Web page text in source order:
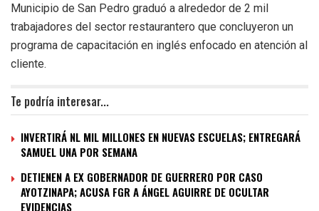
Municipio de San Pedro graduó a alrededor de 2 mil
trabajadores del sector restaurantero que concluyeron un
programa de capacitación en inglés enfocado en atención al
cliente.
Te podría interesar...
INVERTIRÁ NL MIL MILLONES EN NUEVAS ESCUELAS; ENTREGARÁ
SAMUEL UNA POR SEMANA
DETIENEN A EX GOBERNADOR DE GUERRERO POR CASO
AYOTZINAPA; ACUSA FGR A ÁNGEL AGUIRRE DE OCULTAR
EVIDENCIAS